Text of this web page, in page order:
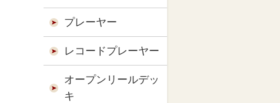
プレーヤー
レコードプレーヤー
オープンリールデッ
キ